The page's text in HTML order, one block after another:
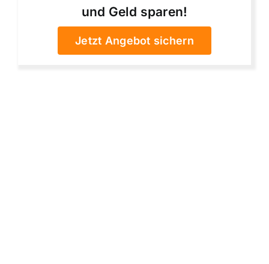
und Geld sparen!
Jetzt Angebot sichern